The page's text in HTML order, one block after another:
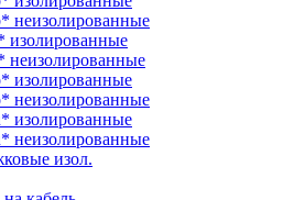
неизолированные
изолированные
неизолированные
изолированные
неизолированные
изол.